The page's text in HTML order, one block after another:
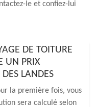
le et confiez-lui
DE TOITURE
UN PRIX
LANDES
la première fois, vous
sera calculé selon